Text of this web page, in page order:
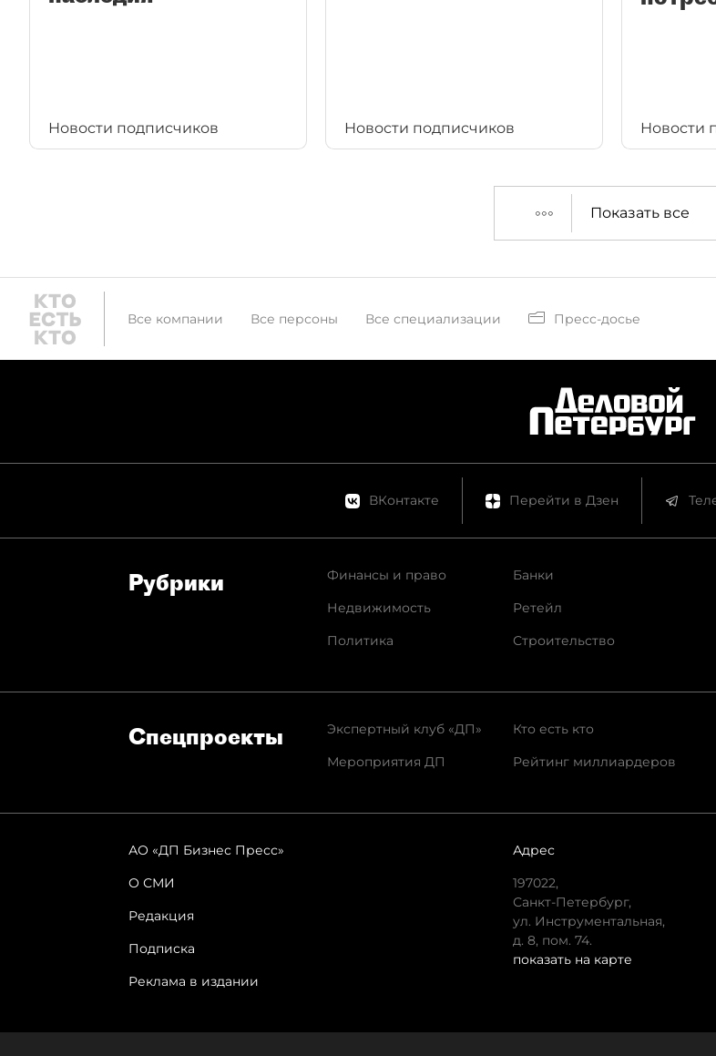
Новости подписчиков Новости подписчиков Новости
Показать все
Все компании Все персоны Все специализации Пресс-досье
ВКонтакте Перейти в Дзен
Рубрики
Финансы и право
Недвижимость
Политика
Банки
Ретейл
Строительство
Спец­проекты
Экспертный клуб «ДП»
Мероприятия ДП
Кто есть кто
Рейтинг миллиардеров
АО «ДП Бизнес Пресс»
О СМИ
Редакция
Подписка
Реклама в издании
Адрес
197022,
Санкт-Петербург,
ул. Инструментальная,
д. 8, пом. 74.
показать на карте